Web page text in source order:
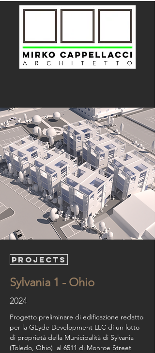
PROJECTS
Sylvania 1 - Ohio
2024
Progetto preliminare di edificazione redatto
per la GEyde Development LLC di un lotto
di proprietà della Municipalità di Sylvania
(Toledo, Ohio)  al 6511 di Monroe Street